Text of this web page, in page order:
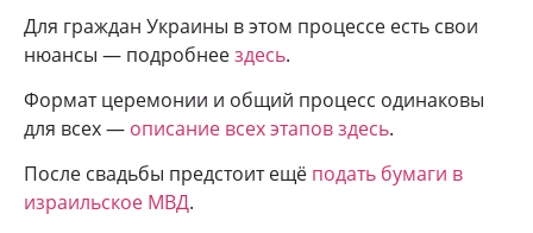
Для граждан Украины в этом процессе есть свои
нюансы — подробнеездесь.
Формат церемонии и общий процесс одинаковы
для всех — описание всех этапов здесь.
После свадьбы предстоит ещё подать бумаги в
израильское МВД.